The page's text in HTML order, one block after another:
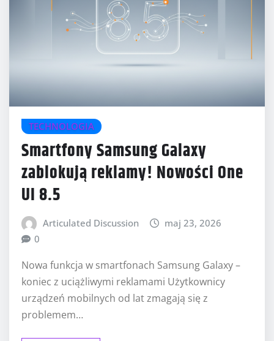
TECHNOLOGIA
Smartfony Samsung Galaxy
zablokują reklamy! Nowości One
UI 8.5
Articulated Discussion
maj 23, 2026
0
Nowa funkcja w smartfonach Samsung Galaxy –
koniec z uciążliwymi reklamami Użytkownicy
urządzeń mobilnych od lat zmagają się z
problemem…